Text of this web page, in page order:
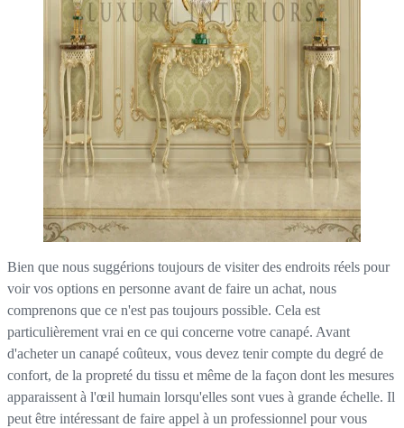
Bien que nous suggérions toujours de visiter des endroits réels pour
voir vos options en personne avant de faire un achat, nous
comprenons que ce n'est pas toujours possible. Cela est
particulièrement vrai en ce qui concerne votre canapé. Avant
d'acheter un canapé coûteux, vous devez tenir compte du degré de
confort, de la propreté du tissu et même de la façon dont les mesures
apparaissent à l'œil humain lorsqu'elles sont vues à grande échelle. Il
peut être intéressant de faire appel à un professionnel pour vous